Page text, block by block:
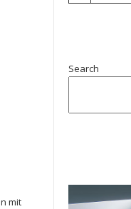
mit
Search